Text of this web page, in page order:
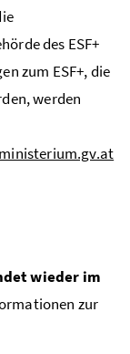
des ESF+
zum ESF+, die
werden
wieder im
zur